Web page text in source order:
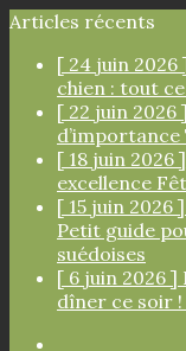
Articles récents
[ 24 juin 2026
chien : tout
[ 22 juin 2026 ]
d’importance
[ 18 juin 2026 ]
excellence
[ 15 juin 2026 ]
Petit guide
suédoises
[ 6 juin 2026 ]
dîner ce soir !